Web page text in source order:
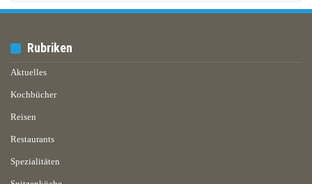
Rubriken
Aktuelles
Kochbücher
Reisen
Restaurants
Spezialitäten